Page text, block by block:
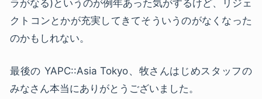
ラがなる)というのが例年あった気がするけど、リジェ
クトコンとかが充実してきてそういうのがなくなった
のかもしれない。
最後の YAPC::Asia Tokyo、牧さんはじめスタッフの
みなさん本当にありがとうございました。